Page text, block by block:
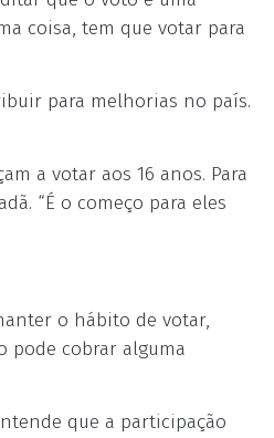
coisa, tem que votar para
para melhorias no país.
a votar aos 16 anos. Para
“É o começo para eles
o hábito de votar,
pode cobrar alguma
que a participação